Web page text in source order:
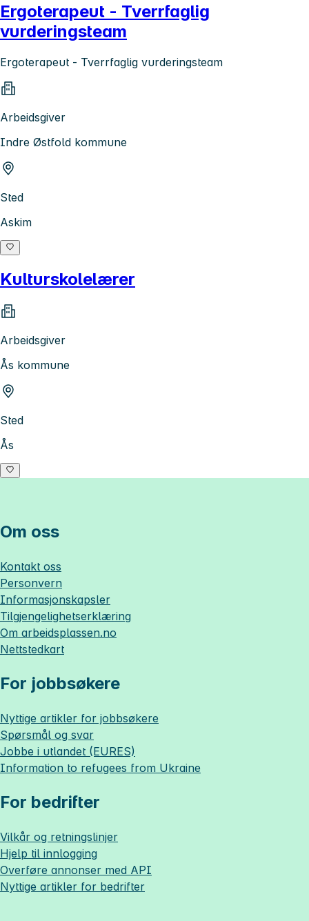
Ergoterapeut - Tverrfaglig
vurderingsteam
Ergoterapeut - Tverrfaglig vurderingsteam
Arbeidsgiver
Indre Østfold kommune
Sted
Askim
Kulturskolelærer
Arbeidsgiver
Ås kommune
Sted
Ås
Om oss
Kontakt oss
Personvern
Informasjonskapsler
Tilgjengelighetserklæring
Om arbeidsplassen.no
Nettstedkart
For jobbsøkere
Nyttige artikler for jobbsøkere
Spørsmål og svar
Jobbe i utlandet (EURES)
Information to refugees from Ukraine
For bedrifter
Vilkår og retningslinjer
Hjelp til innlogging
Overføre annonser med API
Nyttige artikler for bedrifter